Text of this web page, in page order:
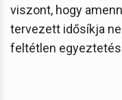
viszont, hogy
tervezett idősíkja
feltétlen